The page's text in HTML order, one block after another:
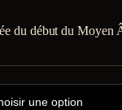
du début du